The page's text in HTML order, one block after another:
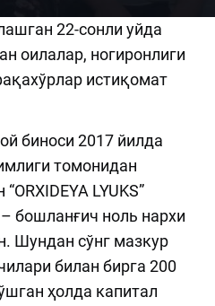
22-сонли уйда
оилалар, ногиронлиги
истиқомат
биноси 2017 йилда
томонидан
LYUKS”
бошланғич ноль нархи
Шундан сўнг мазкур
билан бирга 200
ҳолда капитал